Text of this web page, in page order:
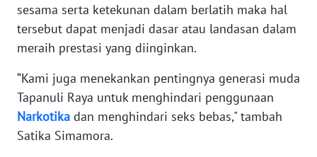
sesama serta ketekunan dalam berlatih maka hal
tersebut dapat menjadi dasar atau landasan dalam
meraih prestasi yang diinginkan.
“Kami juga menekankan pentingnya generasi muda
Tapanuli Raya untuk menghindari penggunaan
Narkotika dan menghindari seks bebas," tambah
Satika Simamora.
NTT
WN
KEPRI
PAPUA